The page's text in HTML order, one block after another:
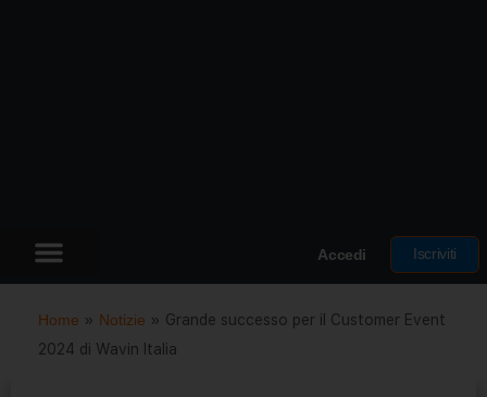
Accedi Iscriviti
Home » Notizie » Grande successo per il Customer Event
2024 di Wavin Italia